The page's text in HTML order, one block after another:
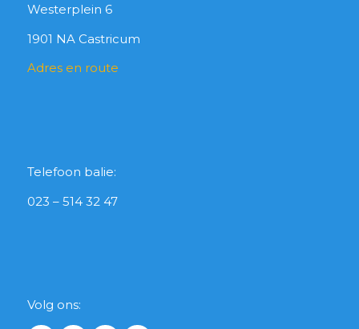
Westerplein 6
1901 NA Castricum
Adres en route
Telefoon balie:
023 – 514 32 47
Volg ons: